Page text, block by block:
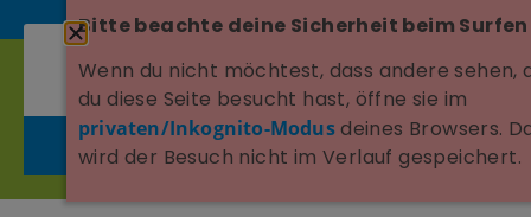
Bitte beachte deine Sicherheit beim Surfen
Wenn du nicht möchtest, dass andere sehen,
du diese Seite besucht hast, öffne sie im
privaten/Inkognito-Modusdeines Browsers.
wird der Besuch nicht im Verlauf gespeichert.